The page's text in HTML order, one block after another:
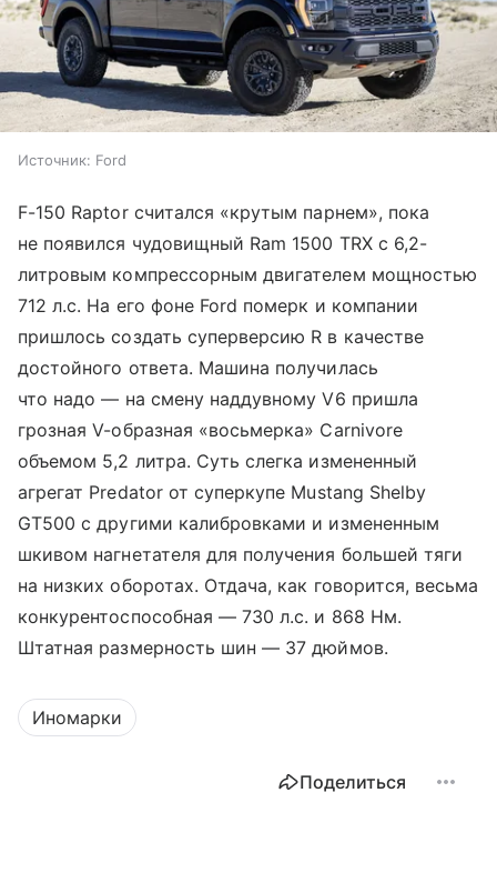
Источник: Ford
F-150 Raptor считался «крутым парнем», пока
не появился чудовищный Ram 1500 TRX с 6,2-
литровым компрессорным двигателем мощностью
712 л.с. На его фоне Ford померк и компании
пришлось создать суперверсию R в качестве
достойного ответа. Машина получилась
что надо — на смену наддувному V6 пришла
грозная V-образная «восьмерка» Carnivore
объемом 5,2 литра. Суть слегка измененный
агрегат Predator от суперкупе Mustang Shelby
GT500 с другими калибровками и измененным
шкивом нагнетателя для получения большей тяги
на низких оборотах. Отдача, как говорится, весьма
конкурентоспособная — 730 л.с. и 868 Нм.
Штатная размерность шин — 37 дюймов.
Иномарки
Поделиться